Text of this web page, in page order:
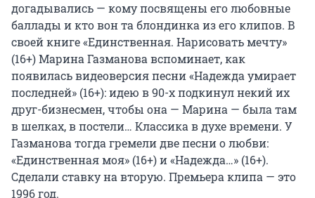
догадывались — кому посвящены его любовные
баллады и кто вон та блондинка из его клипов. В
своей книге «Единственная. Нарисовать мечту»
(16+) Марина Газманова вспоминает, как
появилась видеоверсия песни«Надежда умирает
последней» (16+): идею в 90-х подкинул некий их
друг-бизнесмен, чтобы она — Марина — была там
в шелках, в постели… Классика в духе времени. У
Газманова тогда гремели две песни о любви:
«Единственная моя» (16+) и «Надежда…» (16+).
Сделали ставку на вторую. Премьера клипа — это
1996 год.